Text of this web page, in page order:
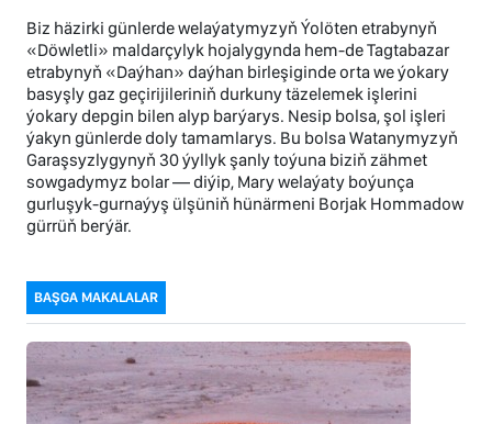
Biz häzirki günlerde welaýatymyzyň Ýolöten etrabynyň
«Döwletli» maldarçylyk hojalygynda hem-de Tagtabazar
etrabynyň «Daýhan» daýhan birleşiginde orta we ýokary
basyşly gaz geçirijileriniň durkuny täzelemek işlerini
ýokary depgin bilen alyp barýarys. Nesip bolsa, şol işleri
ýakyn günlerde doly tamamlarys. Bu bolsa Watanymyzyň
Garaşsyzlygynyň 30 ýyllyk şanly toýuna biziň zähmet
sowgadymyz bolar — diýip, Mary welaýaty boýunça
gurluşyk-gurnaýyş ülşüniň hünärmeni Borjak Hommadow
gürrüň berýär.
BAŞGA MAKALALAR